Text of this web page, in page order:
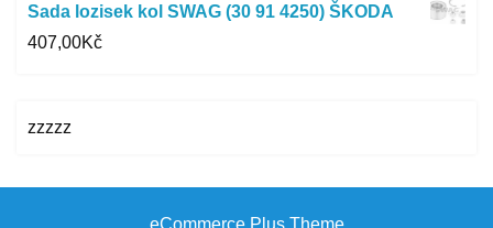
Sada lozisek kol SWAG (30 91 4250) ŠKODA
407,00Kč
zzzzz
eCommerce Plus Theme